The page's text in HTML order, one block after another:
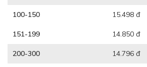
100-150 15.498 đ
151-199 14.850 đ
200-300 14.796 đ